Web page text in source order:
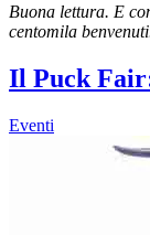
Buona lettura. E
centomila
Il Puck
Eventi